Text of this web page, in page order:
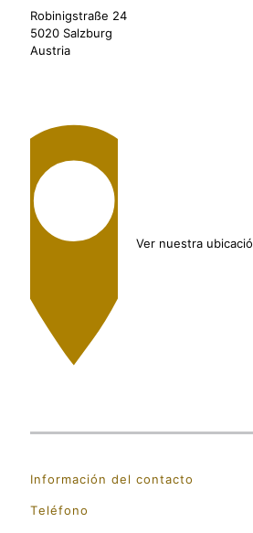
Robinigstraße 24
5020 Salzburg
Austria
Ver nuestra
Información del contacto
Teléfono